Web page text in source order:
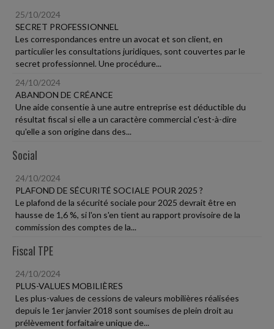
25/10/2024
SECRET PROFESSIONNEL
Les correspondances entre un avocat et son client, en
particulier les consultations juridiques, sont couvertes par le
secret professionnel. Une procédure...
24/10/2024
ABANDON DE CRÉANCE
Une aide consentie à une autre entreprise est déductible du
résultat fiscal si elle a un caractère commercial c'est-à-dire
qu'elle a son origine dans des...
Social
24/10/2024
PLAFOND DE SÉCURITÉ SOCIALE POUR 2025 ?
Le plafond de la sécurité sociale pour 2025 devrait être en
hausse de 1,6 %, si l'on s'en tient au rapport provisoire de la
commission des comptes de la...
Fiscal TPE
24/10/2024
PLUS-VALUES MOBILIÈRES
Les plus-values de cessions de valeurs mobilières réalisées
depuis le 1er janvier 2018 sont soumises de plein droit au
prélèvement forfaitaire unique de...